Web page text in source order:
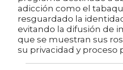
adicción como el
resguardado la
evitando la difusión de
que se muestran sus
su privacidad y proceso